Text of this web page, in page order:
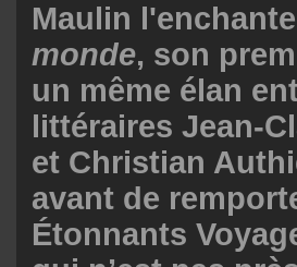
Maulin
monde, son
un même élan
littéraires Jean-
et Christian
avant de
Étonnants